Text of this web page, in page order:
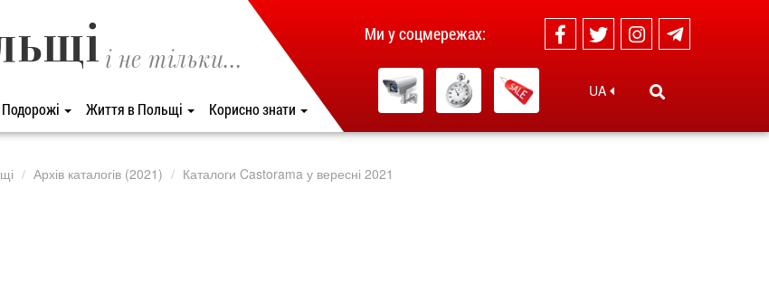
і не тільки...
Подорожі Життя в Польщі Корисно знати
Ми у соцмережах:
UA
Архів каталогів (2021) Каталоги Castorama у вересні 2021